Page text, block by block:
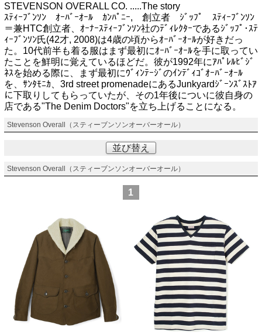
STEVENSON OVERALL CO. .....The story
ｽﾃｨｰﾌﾞﾝｿﾝ ｵｰﾊﾞｰｵｰﾙ ｶﾝﾊﾟﾆｰ, 創立者 ｼﾞｯﾌﾟ ｽﾃｨｰﾌﾞﾝｿﾝ
＝兼HTC創立者、ｵｰﾅｰｽﾃｨｰﾌﾞﾝｿﾝ社のﾃﾞｨﾚｸﾀｰであるｼﾞｯﾌﾟ･ｽﾃ
ｨｰﾌﾞﾝｿﾝ氏(42才, 2008)は4歳の頃からｵｰﾊﾞｰｵｰﾙが好きだっ
た。10代前半も着る服はまず最初にｵｰﾊﾞｰｵｰﾙを手に取ってい
たことを鮮明に覚えているほどだ。彼が1992年にｱﾊﾟﾚﾙﾋﾞｼﾞ
ﾈｽを始める際に、まず最初にｳﾞｨﾝﾃｰｼﾞのｲﾝﾃﾞｨｺﾞｵｰﾊﾞｰｵｰﾙ
を、ｻﾝﾀﾓﾆｶ、3rd street promenadeにあるJunkyardｼﾞｰﾝｽﾞｽﾄｱ
に下取りしてもらっていたが、その1年後についに彼自身の
店である"The Denim Doctors"を立ち上げることになる。
Stevenson Overall（スティーブンソンオーバーオール）
並び替え
Stevenson Overall（スティーブンソンオーバーオール）
1